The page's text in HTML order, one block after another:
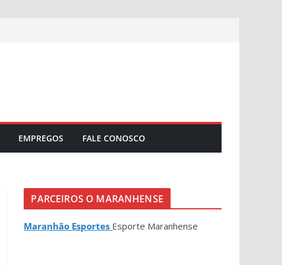
EMPREGOS FALE CONOSCO
PARCEIROS O MARANHENSE
Maranhão Esportes Esporte Maranhense